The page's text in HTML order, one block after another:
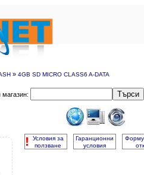
» 4GB SD MICRO CLASS6 A-DATA
Търси
!
Условия за
ползване
Гаранционни
условия